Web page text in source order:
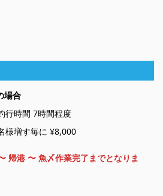
場合
行時間 7時間程度
様増す毎に ¥8,000
帰港 〜 魚〆作業完了までとなりま